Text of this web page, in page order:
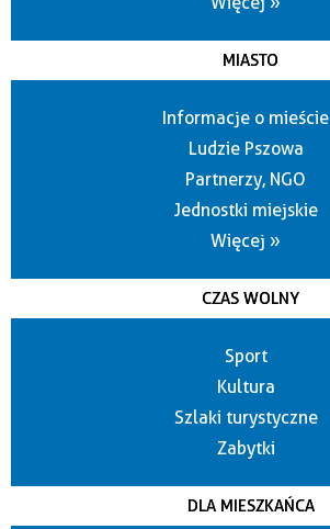
MIASTO
Informacje o mieście
Ludzie Pszowa
Partnerzy, NGO
Jednostki miejskie
Więcej »
CZAS WOLNY
Sport
Kultura
Szlaki turystyczne
Zabytki
DLA MIESZKAŃCA